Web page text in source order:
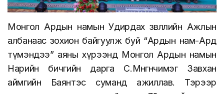
Монгол Ардын намын Удирдах зөвлөлийн Ажлын
албанаас зохион байгуулж буй “Ардын нам-Ард
түмэндээ” аяны хүрээнд Монгол Ардын намын
Нарийн бичгийн дарга С.Мөнгөнчимэг Завхан
аймгийн Баянтэс суманд ажиллав. Тэрээр